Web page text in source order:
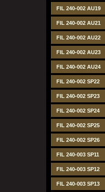
FIL 240-002 AU19
FIL 240-002 AU21
FIL 240-002 AU22
FIL 240-002 AU23
FIL 240-002 AU24
FIL 240-002 SP22
FIL 240-002 SP23
FIL 240-002 SP24
FIL 240-002 SP25
FIL 240-002 SP26
FIL 240-003 SP11
FIL 240-003 SP12
FIL 240-003 SP13